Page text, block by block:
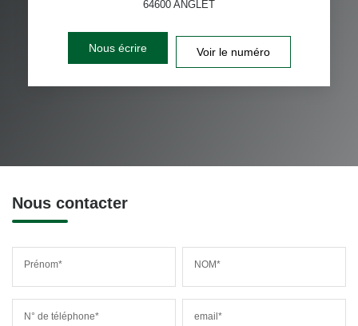
64600 ANGLET
Nous écrire Voir le numéro
Nous contacter
Prénom* NOM*
N° de téléphone* email*